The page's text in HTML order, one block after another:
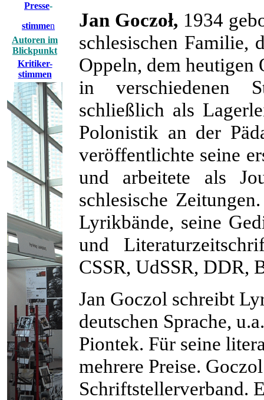
Presse-
stimmen
Autoren im
Blickpunkt
Kritiker-
stimmen
Jan Goczoł, 1934
schlesischen
Oppeln, dem heutigen
in verschiedenen
schließlich als
Polonistik an der
veröffentlichte seine
und arbeitete als
schlesische
Lyrikbände, seine
und
CSSR, UdSSR, DDR,
Jan Goczol schreibt
deutschen Sprache,
Piontek. Für seine
mehrere Preise.
Schriftstellerverband.